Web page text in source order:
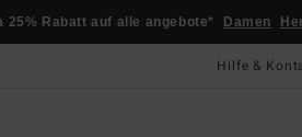
25% Rabatt auf alle angebote* Damen
Hilfe &